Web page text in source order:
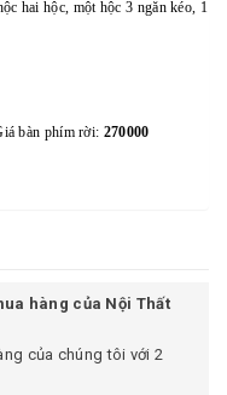
hai hộc, một hộc 3 ngăn kéo, 1
bàn phím rời: 270000
hàng của Nội Thất
của chúng tôi với 2